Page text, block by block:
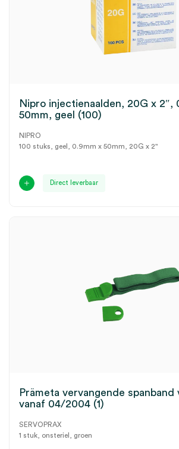
Nipro injectienaalden, 20G x 2″,
50mm, geel (100)
NIPRO
100 stuks, geel, 0.9mm x 50mm, 20G x 2"
Direct leverbaar
Prämeta vervangende spanband
vanaf 04/2004 (1)
SERVOPRAX
1 stuk, onsteriel, groen